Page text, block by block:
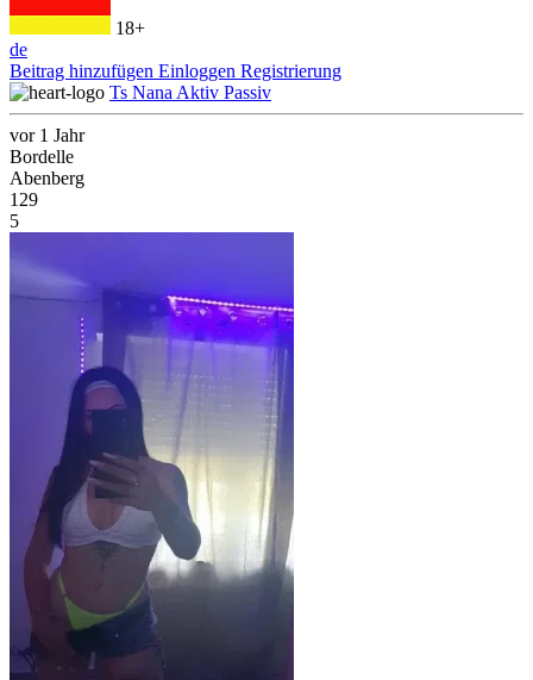
18+
de
Beitrag hinzufügen Einloggen Registrierung
Ts Nana Aktiv Passiv
vor 1 Jahr
Bordelle
Abenberg
129
5